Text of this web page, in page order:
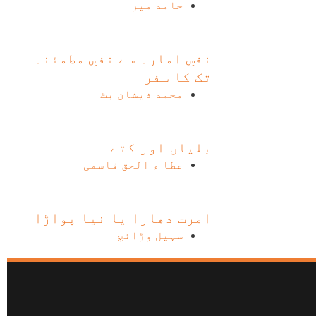
حامد میر
نفسِ امارہ سے نفسِ مطمئنہ
تک کا سفر
محمد ذیشان بٹ
بلیاں اور کتے
عطا ء الحق قاسمی
امرت دھارا یا نیا پواڑا
سہیل وڑائچ